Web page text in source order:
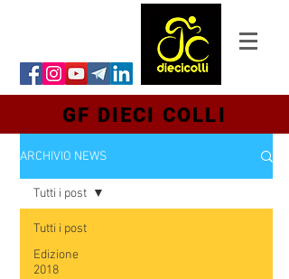
GF DIECI COLLI
ARCHIVIO NEWS
Tutti i post
Edizione
2018
Tutti i post